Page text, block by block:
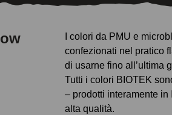
I colori da PMU e
confezionati nel pratico
di usarne fino all’ultima
Tutti i colori BIOTEK
– prodotti interamente
alta qualità.